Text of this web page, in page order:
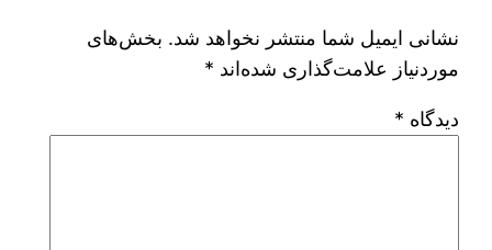
نشانی ایمیل شما منتشر نخواهد شد. بخش‌های
موردنیاز علامت‌گذاری شده‌اند *
دیدگاه *